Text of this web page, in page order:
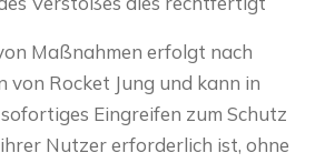
Maßnahmen erfolgt nach
von Rocket Jung und kann in
Eingreifen zum Schutz
Nutzer erforderlich ist, ohne